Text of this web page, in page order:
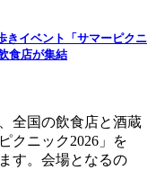
きイベント「サマーピクニ
食店が集結
全国の飲⾷店と酒蔵
クニック2026」を
す。会場となるの